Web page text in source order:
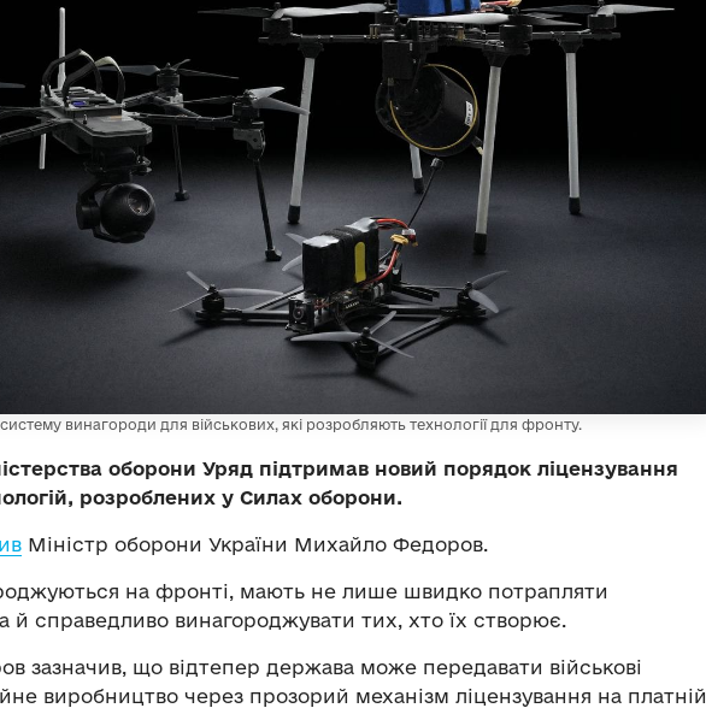
винагороди для військових, які розробляють технології для фронту.
оборони Уряд підтримав новий порядок ліцензування
розроблених у Силах оборони.
Міністр оборони України Михайло Федоров.
на фронті, мають не лише швидко потрапляти
й справедливо винагороджувати тих, хто їх створює.
зазначив, що відтепер держава може передавати військові
виробництво через прозорий механізм ліцензування на платній